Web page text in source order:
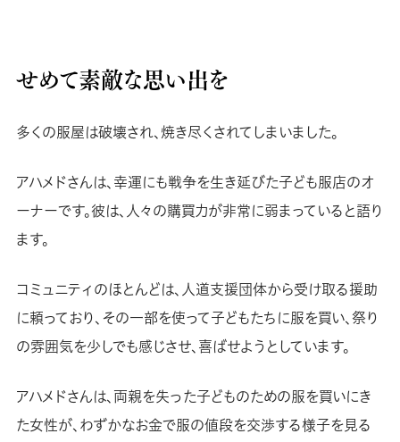
せめて素敵な思い出を
多くの服屋は破壊され、焼き尽くされてしまいました。
アハメドさんは、幸運にも戦争を生き延びた子ども服店のオ
ーナーです。彼は、人々の購買力が非常に弱まっていると語り
ます。
コミュニティのほとんどは、人道支援団体から受け取る援助
に頼っており、その一部を使って子どもたちに服を買い、祭り
の雰囲気を少しでも感じさせ、喜ばせようとしています。
アハメドさんは、両親を失った子どものための服を買いにき
た女性が、わずかなお金で服の値段を交渉する様子を見る